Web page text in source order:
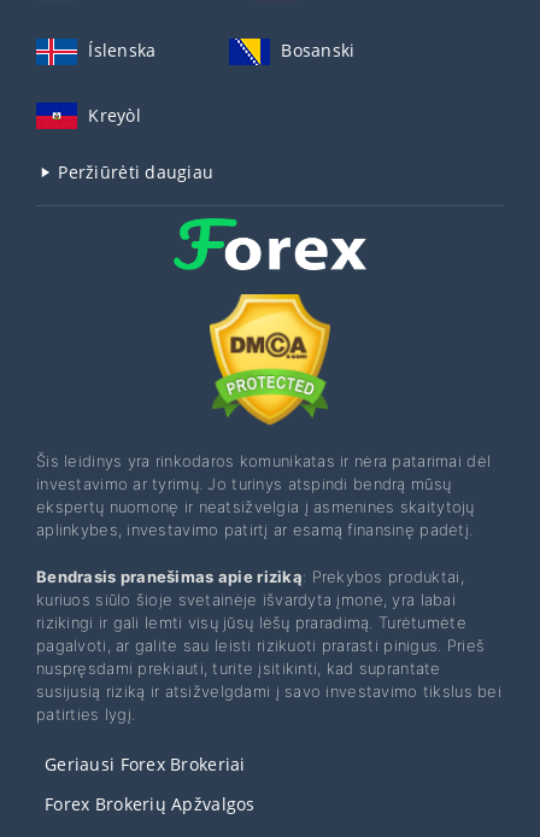
Íslenska Bosanski
Kreyòl
Peržiūrėti daugiau
Šis leidinys yra rinkodaros komunikatas ir nėra patarimai dėl
investavimo ar tyrimų. Jo turinys atspindi bendrą mūsų
ekspertų nuomonę ir neatsižvelgia į asmenines skaitytojų
aplinkybes, investavimo patirtį ar esamą finansinę padėtį.
Bendrasis pranešimas apie riziką: Prekybos produktai,
kuriuos siūlo šioje svetainėje išvardyta įmonė, yra labai
rizikingi ir gali lemti visų jūsų lėšų praradimą. Turėtumėte
pagalvoti, ar galite sau leisti rizikuoti prarasti pinigus. Prieš
nuspręsdami prekiauti, turite įsitikinti, kad suprantate
susijusią riziką ir atsižvelgdami į savo investavimo tikslus bei
patirties lygį.
Geriausi Forex Brokeriai
Forex Brokerių Apžvalgos